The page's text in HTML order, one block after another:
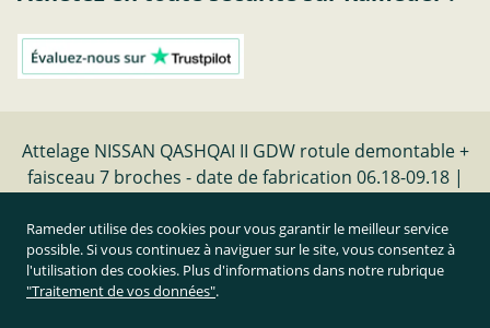
Attelage NISSAN QASHQAI II GDW rotule demontable +
faisceau 7 broches - date de fabrication 06.18-09.18 |
Résilier le contrat
Rameder utilise des cookies pour vous garantir le meilleur service
possible. Si vous continuez à naviguer sur le site, vous consentez à
l'utilisation des cookies. Plus d'informations dans notre rubrique
"Traitement de vos données".